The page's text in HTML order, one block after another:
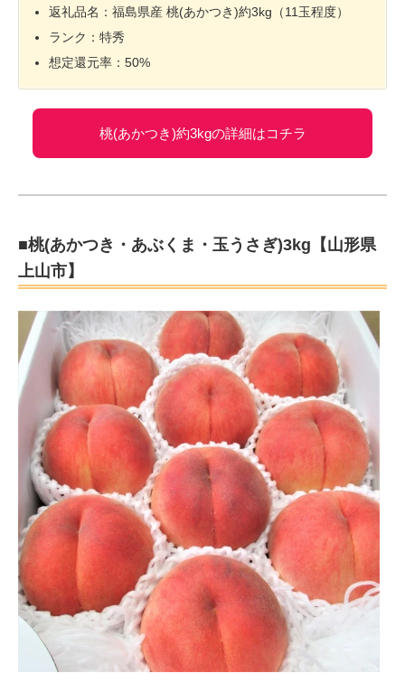
返礼品名：福島県産 桃(あかつき)約3kg（11玉程度）
ランク：特秀
想定還元率：50%
桃(あかつき)約3kgの詳細はコチラ
■桃(あかつき・あぶくま・玉うさぎ)3kg【山形県
上山市】